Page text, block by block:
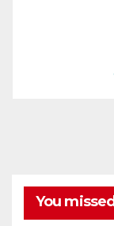
You missed